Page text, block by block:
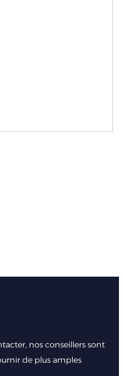
nos conseillers sont
de plus amples